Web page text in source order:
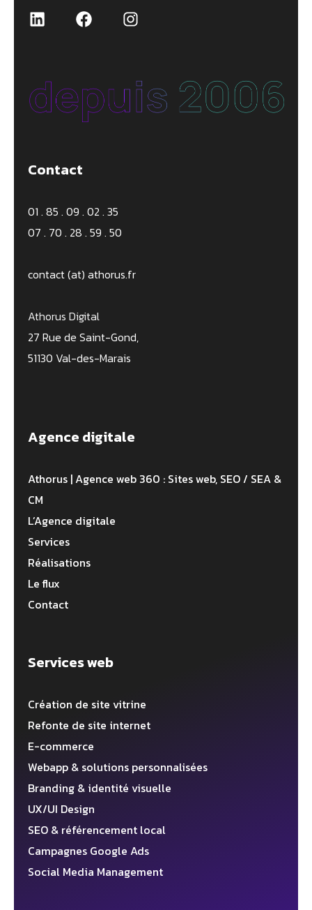
Contact
01 . 85 . 09 . 02 . 35
07 . 70 . 28 . 59 . 50
contact (at) athorus.fr
Athorus Digital
27 Rue de Saint-Gond,
51130 Val-des-Marais
Agence digitale
Athorus | Agence web 360 : Sites web, SEO / SEA &
CM
L’Agence digitale
Services
Réalisations
Le flux
Contact
Services web
Création de site vitrine
Refonte de site internet
E-commerce
Webapp & solutions personnalisées
Branding & identité visuelle
UX/UI Design
SEO & référencement local
Campagnes Google Ads
Social Media Management